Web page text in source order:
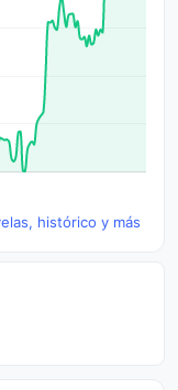
histórico y más